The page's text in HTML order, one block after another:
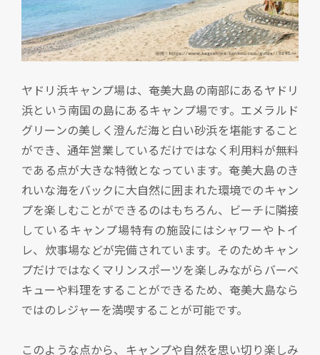
ヤドリ浜キャンプ場は、奄美大島の南部にあるヤドリ
浜という南国の島にあるキャンプ場です。エメラルド
グリーンの美しく澄んだ海と白い砂浜を堪能すること
ができ、通年営業しているだけではなく利用料が無料
である点が大きな特徴となっています。奄美大島のき
れいな海をバックに大自然に囲まれた環境でのキャン
プを楽しむことができるのはもちろん、ビーチに隣接
しているキャンプ場特有の施設にはシャワーやトイ
レ、炊事場などが完備されています。そのためキャン
プだけではなくマリンスポーツを楽しみながらバーベ
キューや料理をすることができるため、奄美大島なら
ではのレジャーを満喫することが可能です。
このような点から、キャンプや自然を思い切り楽しみ